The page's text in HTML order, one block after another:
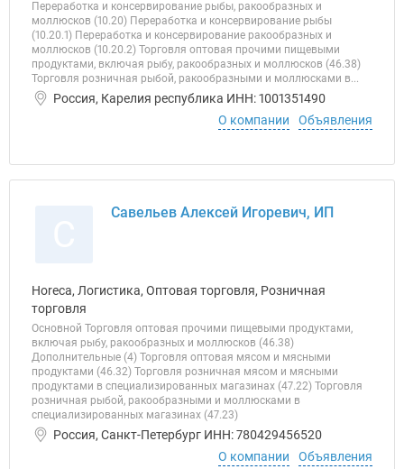
Переработка и консервирование рыбы, ракообразных и
моллюсков (10.20) Переработка и консервирование рыбы
(10.20.1) Переработка и консервирование ракообразных и
моллюсков (10.20.2) Торговля оптовая прочими пищевыми
продуктами, включая рыбу, ракообразных и моллюсков (46.38)
Торговля розничная рыбой, ракообразными и моллюсками в...
Россия, Карелия республика ИНН: 1001351490
О компании
Объявления
Савельев Алексей Игоревич, ИП
Horeca, Логистика, Оптовая торговля, Розничная
торговля
Основной Торговля оптовая прочими пищевыми продуктами,
включая рыбу, ракообразных и моллюсков (46.38)
Дополнительные (4) Торговля оптовая мясом и мясными
продуктами (46.32) Торговля розничная мясом и мясными
продуктами в специализированных магазинах (47.22) Торговля
розничная рыбой, ракообразными и моллюсками в
специализированных магазинах (47.23)
Россия, Санкт-Петербург ИНН: 780429456520
О компании
Объявления